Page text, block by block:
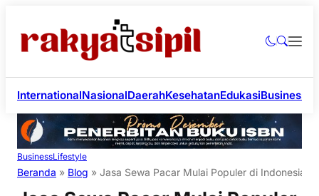
InternationalNasionalDaerahKesehatanEdukasiBusiness
BusinessLifestyle
Beranda » Blog » Jasa Sewa Pacar Mulai Populer di Indonesia